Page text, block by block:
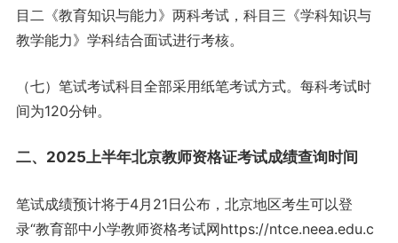
目二《教育知识与能力》两科考试，科目三《学科知识与
教学能力》学科结合面试进行考核。
（七）笔试考试科目全部采用纸笔考试方式。每科考试时
间为120分钟。
二、2025上半年北京教师资格证考试成绩查询时间
笔试成绩预计将于4月21日公布，北京地区考生可以登
录“教育部中小学教师资格考试网https://ntce.neea.edu.c